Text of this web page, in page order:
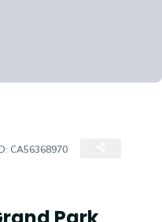
CA56368970